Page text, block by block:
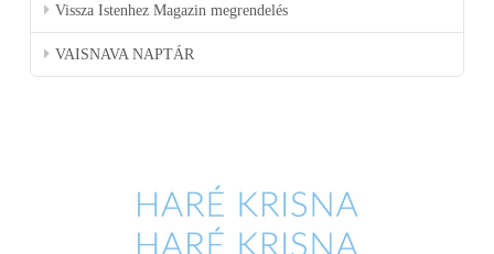
Vissza Istenhez Magazin megrendelés
VAISNAVA NAPTÁR